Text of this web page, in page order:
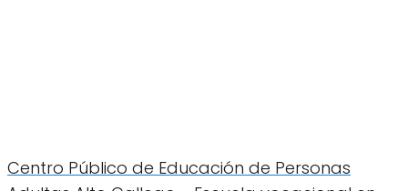
Centro Público de Educación de Personas